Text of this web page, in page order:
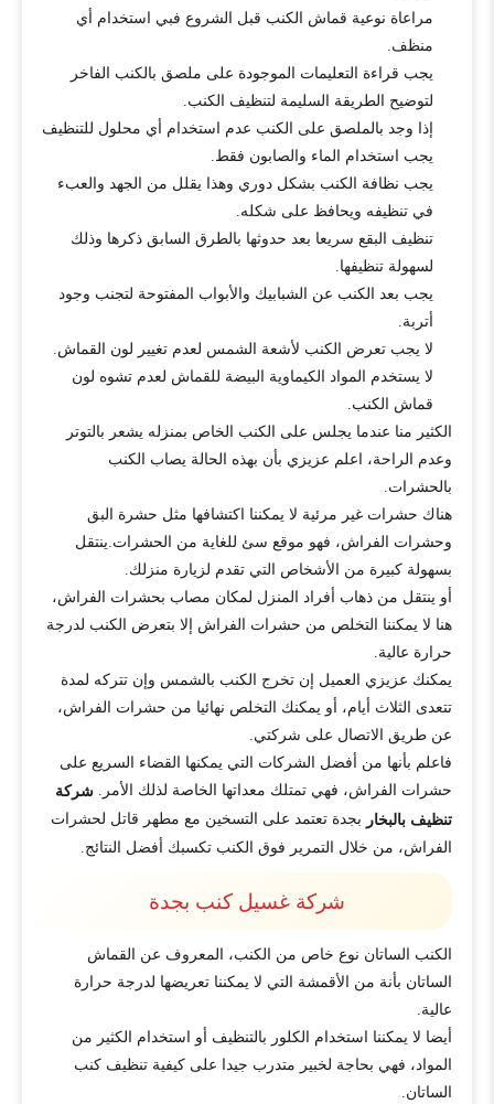
مراعاة نوعية قماش الكنب قبل الشروع فبي استخدام أي
منظف.
يجب قراءة التعليمات الموجودة على ملصق بالكنب الفاخر
لتوضيح الطريقة السليمة لتنظيف الكنب.
إذا وجد بالملصق على الكنب عدم استخدام أي محلول للتنظيف
يجب استخدام الماء والصابون فقط.
يجب نظافة الكنب بشكل دوري وهذا يقلل من الجهد والعبء
في تنظيفه ويحافظ على شكله.
تنظيف البقع سريعا بعد حدوثها بالطرق السابق ذكرها وذلك
لسهولة تنظيفها.
يجب بعد الكنب عن الشبابيك والأبواب المفتوحة لتجنب وجود
أتربة.
لا يجب تعرض الكنب لأشعة الشمس لعدم تغيير لون القماش.
لا يستخدم المواد الكيماوية البيضة للقماش لعدم تشوه لون
قماش الكنب.
الكثير منا عندما يجلس على الكنب الخاص بمنزله يشعر بالتوتر
وعدم الراحة، اعلم عزيزي بأن بهذه الحالة يصاب الكنب
بالحشرات.
هناك حشرات غير مرئية لا يمكننا اكتشافها مثل حشرة البق
وحشرات الفراش، فهو موقع سئ للغاية من الحشرات.ينتقل
بسهولة كبيرة من الأشخاص التي تقدم لزيارة منزلك.
أو ينتقل من ذهاب أفراد المنزل لمكان مصاب بحشرات الفراش،
هنا لا يمكننا التخلص من حشرات الفراش إلا بتعرض الكنب لدرجة
حرارة عالية.
يمكنك عزيزي العميل إن تخرج الكنب بالشمس وإن تتركه لمدة
تتعدى الثلاث أيام، أو يمكنك التخلص نهائيا من حشرات الفراش،
عن طريق الاتصال على شركتي.
فاعلم بأنها من أفضل الشركات التي يمكنها القضاء السريع على
حشرات الفراش، فهي تمتلك معداتها الخاصة لذلك الأمر.
شركة
تنظيف بالبخار بجدة تعتمد على التسخين مع مطهر قاتل لحشرات
الفراش، من خلال التمرير فوق الكنب تكسبك أفضل النتائج.
شركة غسيل كنب بجدة
الكنب الساتان نوع خاص من الكنب، المعروف عن القماش
الساتان بأنة من الأقمشة التي لا يمكننا تعريضها لدرجة حرارة
عالية.
أيضا لا يمكننا استخدام الكلور بالتنظيف أو استخدام الكثير من
المواد، فهي بحاجة لخبير متدرب جيدا على كيفية تنظيف كنب
الساتان.